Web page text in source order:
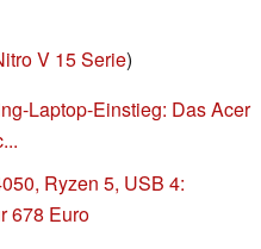
V 15 Serie)
Laptop-Einstieg: Das Acer
Ryzen 5, USB 4:
678 Euro